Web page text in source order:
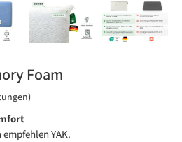
Foam
YAK.